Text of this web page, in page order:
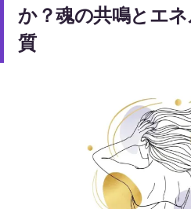
か？魂の共鳴とエ
質